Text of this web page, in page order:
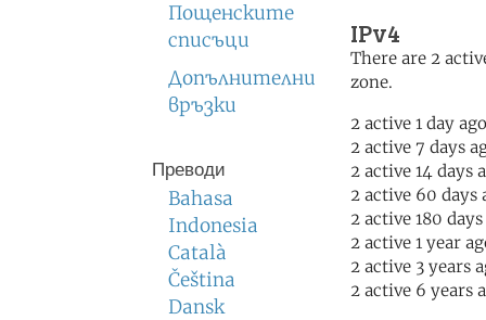
Пощенските
списъци
Допълнителни
връзки
Преводи
Bahasa
Indonesia
Català
Čeština
Dansk
IPv4
There are 2
zone.
2 active 1 day ago
2 active 7 days
2 active 14 days
2 active 60 days
2 active 180
2 active 1 year
2 active 3 years
2 active 6 years